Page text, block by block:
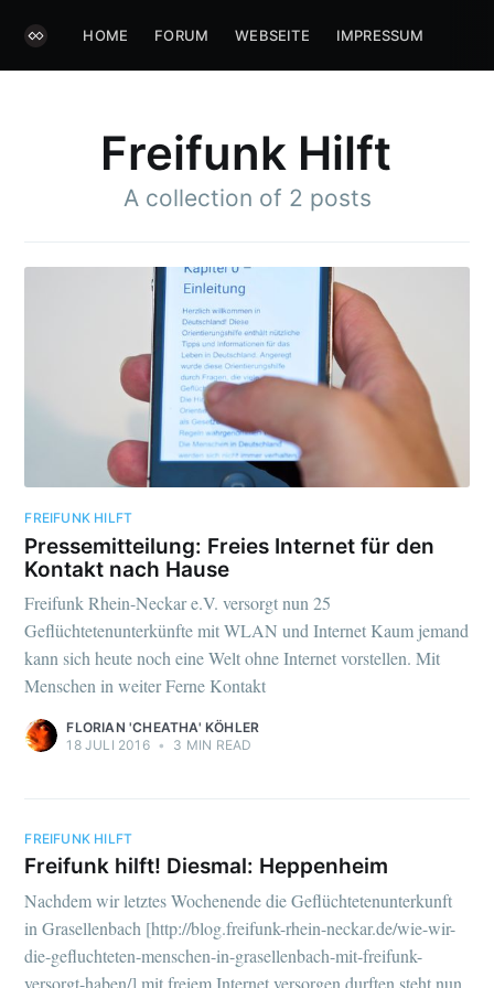
HOME FORUM WEBSEITE IMPRESSUM
Freifunk Hilft
A collection of 2 posts
FREIFUNK HILFT
Pressemitteilung: Freies Internet für den
Kontakt nach Hause
Freifunk Rhein-Neckar e.V. versorgt nun 25
Geflüchtetenunterkünfte mit WLAN und Internet Kaum jemand
kann sich heute noch eine Welt ohne Internet vorstellen. Mit
Menschen in weiter Ferne Kontakt
FLORIAN 'CHEATHA' KÖHLER
18 JULI 2016 • 3 MIN READ
FREIFUNK HILFT
Freifunk hilft! Diesmal: Heppenheim
Nachdem wir letztes Wochenende die Geflüchtetenunterkunft
in Grasellenbach [http://blog.freifunk-rhein-neckar.de/wie-wir-
die-gefluchteten-menschen-in-grasellenbach-mit-freifunk-
versorgt-haben/] mit freiem Internet versorgen durften steht nun